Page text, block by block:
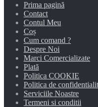
Prima pagină
Contact
Contul Meu
Coș
Cum comand ?
Despre Noi
Marci Comercializate
Plată
Politica COOKIE
Politica de
Serviciile Noastre
Termeni si conditii